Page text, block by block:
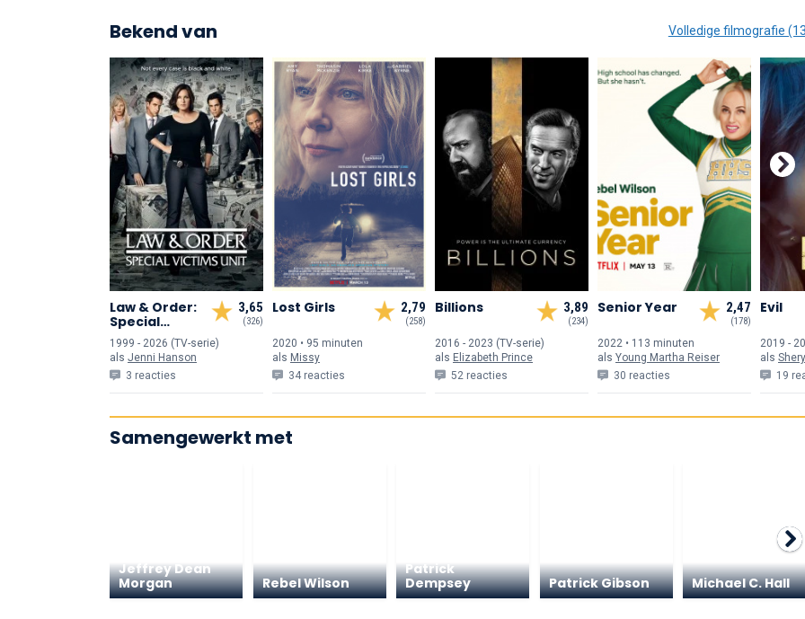
Bekend van Volledige filmografie
3,65
(326)
Law & Order:
Special
Victims Unit
1999 - 2026 (TV-serie)
als Jenni Hanson
3 reacties
2,79
(258)
Lost Girls
2020 • 95 minuten
als Missy
34 reacties
3,89
(234)
Billions
2016 - 2023 (TV-serie)
als Elizabeth Prince
52 reacties
2,47
(178)
Senior Year
2022 • 113 minuten
als Young Martha Reiser
30 reacties
Evil
2019 -
als
19
Samengewerkt met
Jeffrey Dean
Morgan
Rebel Wilson
Patrick
Dempsey
Patrick Gibson Michael C. Hall